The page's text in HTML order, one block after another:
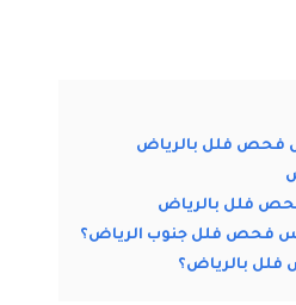
فحص فلل بالرياض
فلل بالرياض
فحص فلل جنوب الرياض؟
بالرياض؟